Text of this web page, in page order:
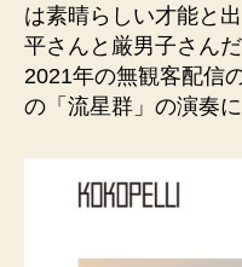
は素晴らしい才能と
平さんと厳男子さんだ
2021年の無観客配信
の「流星群」の演奏